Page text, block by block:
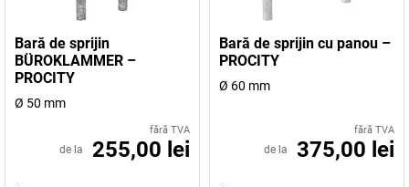
Bară de sprijin
BÜROKLAMMER –
PROCITY
Ø 50 mm
fără TVA
de la 255,00 lei
Bară de sprijin cu panou –
PROCITY
Ø 60 mm
fără TVA
de la 375,00 lei